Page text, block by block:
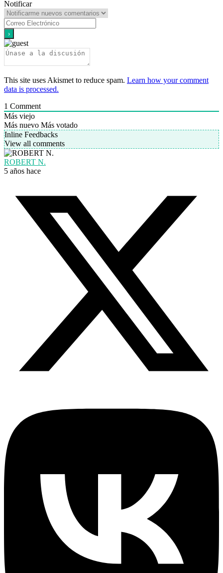
Notificar
This site uses Akismet to reduce spam. Learn how your comment
data is processed.
1 Comment
Más viejo
Más nuevo Más votado
Inline Feedbacks
View all comments
ROBERT N.
5 años hace